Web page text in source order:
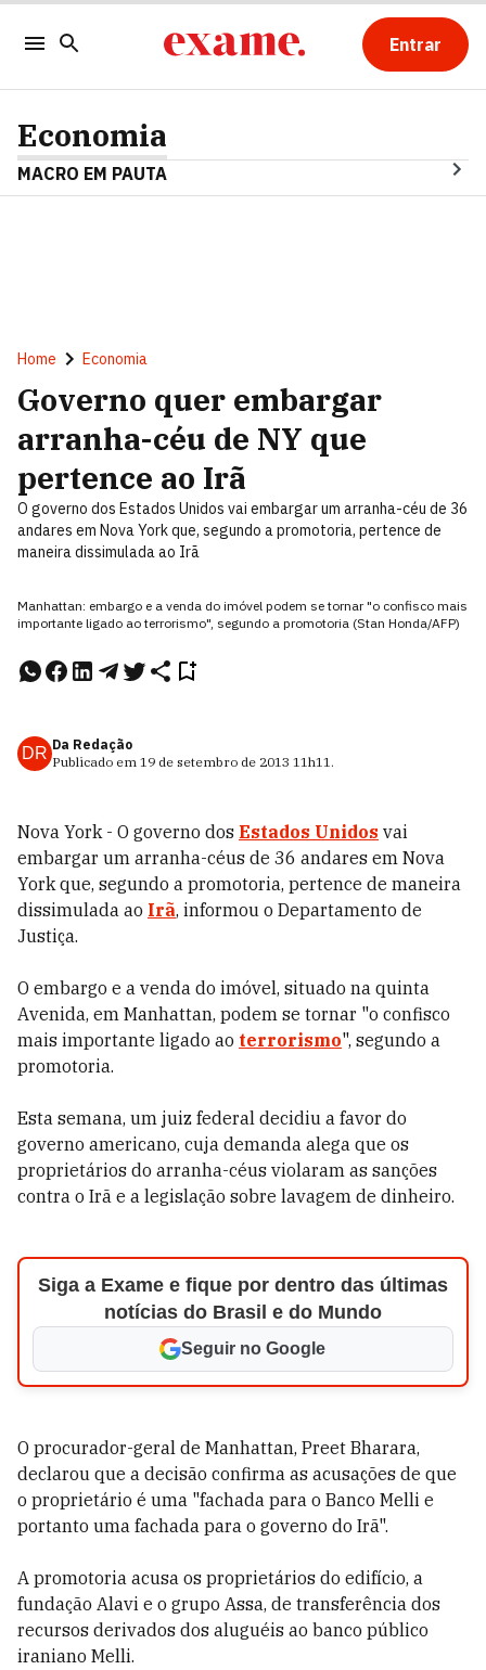
Entrar
Economia
MACRO EM PAUTA
Home Economia
Governo quer embargar
arranha-céu de NY que
pertence ao Irã
O governo dos Estados Unidos vai embargar um arranha-céu de 36
andares em Nova York que, segundo a promotoria, pertence de
maneira dissimulada ao Irã
Manhattan: embargo e a venda do imóvel podem se tornar "o confisco mais
importante ligado ao terrorismo", segundo a promotoria (Stan Honda/AFP)
DR Da Redação
Publicado em 19 de setembro de 2013 11h11.
Nova York - O governo dos Estados Unidos vai
embargar um arranha-céus de 36 andares em Nova
York que, segundo a promotoria, pertence de maneira
dissimulada ao Irã, informou o Departamento de
Justiça.
O embargo e a venda do imóvel, situado na quinta
Avenida, em Manhattan, podem se tornar "o confisco
mais importante ligado ao terrorismo", segundo a
promotoria.
Esta semana, um juiz federal decidiu a favor do
governo americano, cuja demanda alega que os
proprietários do arranha-céus violaram as sanções
contra o Irã e a legislação sobre lavagem de dinheiro.
Siga a Exame e fique por dentro das últimas
notícias do Brasil e do Mundo
Seguir no Google
O procurador-geral de Manhattan, Preet Bharara,
declarou que a decisão confirma as acusações de que
o proprietário é uma "fachada para o Banco Melli e
portanto uma fachada para o governo do Irã".
A promotoria acusa os proprietários do edifício, a
fundação Alavi e o grupo Assa, de transferência dos
recursos derivados dos aluguéis ao banco público
iraniano Melli.